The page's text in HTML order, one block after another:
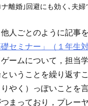
ナ離婚｣回避にも効く､夫
人ごとのように記事
セミナー」（１年生
ームについて，担当
いうことを繰り返す
やく）っぽいことを
まっており，プレー